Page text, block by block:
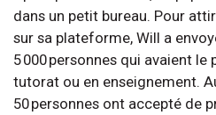
dans un petit bureau. Pour
sur sa plateforme, Will a
5 000 personnes qui avaient
tutorat ou en enseignement.
50 personnes ont accepté de